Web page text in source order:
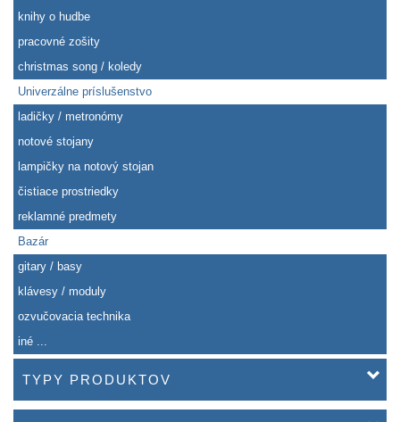
knihy o hudbe
pracovné zošity
christmas song / koledy
Univerzálne príslušenstvo
ladičky / metronómy
notové stojany
lampičky na notový stojan
čistiace prostriedky
reklamné predmety
Bazár
gitary / basy
klávesy / moduly
ozvučovacia technika
iné ...
TYPY PRODUKTOV